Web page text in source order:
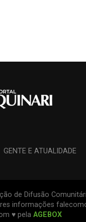
GENTE E ATUALIDADE
de Difusão
informações
♥ pela AGEBOX